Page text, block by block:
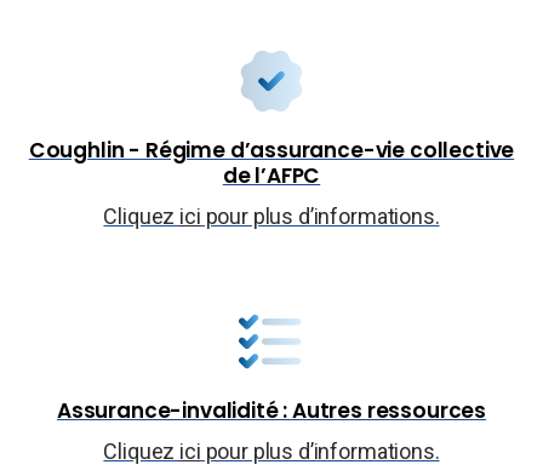
Coughlin - Régime d’assurance-vie collective
de l’AFPC
Cliquez ici pour plus d’informations.
Assurance-invalidité : Autres ressources
Cliquez ici pour plus d’informations.